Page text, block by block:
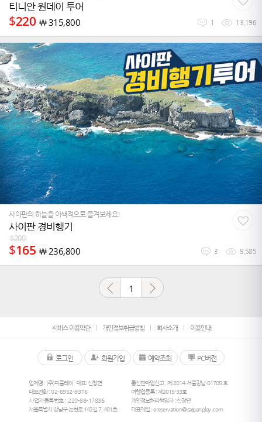
티니안 원데이 투어
$220 ￦315,800 1 13,196
사이판의 하늘을 이색적으로 즐겨보세요!
사이판 경비행기
$200
$165 ￦236,800 3 9,585
1
서비스 이용약관 개인정보취급방침 회사소개 이용안내
로그인 회원가입 예약조회 PC버전
업체명 : (주)피플레이
대표: 신창면
대표전화 :02-6952-9376
사업자등록번호 : 220-88-17836
서울특별시 강남구 논현로 142길 7, 401호
통신판매업신고 : 제 2014-서울강남-01705 호
여행업등록 : 제2015-33호
개인정보처리책임자 : 신창면
대표메일 :ereservation@saipanplay.com